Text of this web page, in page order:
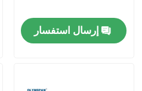
المنتجات
إرسال استفسار